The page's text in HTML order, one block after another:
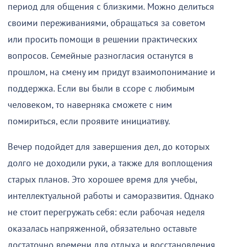
период для общения с близкими. Можно делиться
своими переживаниями, обращаться за советом
или просить помощи в решении практических
вопросов. Семейные разногласия останутся в
прошлом, на смену им придут взаимопонимание и
поддержка. Если вы были в ссоре с любимым
человеком, то наверняка сможете с ним
помириться, если проявите инициативу.
Вечер подойдет для завершения дел, до которых
долго не доходили руки, а также для воплощения
старых планов. Это хорошее время для учебы,
интеллектуальной работы и саморазвития. Однако
не стоит перегружать себя: если рабочая неделя
оказалась напряженной, обязательно оставьте